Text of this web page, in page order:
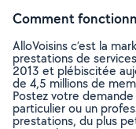
Comment
AlloVoisins c’est la
prestations de
2013 et plébiscitée
de 4,5 millions de
Postez votre
particulier ou un
prestations, du plus